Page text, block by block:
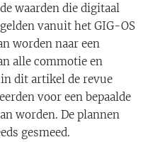
waarden die digitaal
vanuit het GIG-OS
worden naar een
alle commotie en
dit artikel de revue
voor een bepaalde
worden. De plannen
gesmeed.